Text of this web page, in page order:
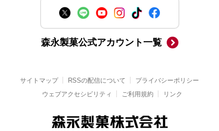
森永製菓公式アカウント一覧
サイトマップ RSSの配信について
プライバシーポリシー
ウェブアクセシビリティ
ご利用規約 リンク